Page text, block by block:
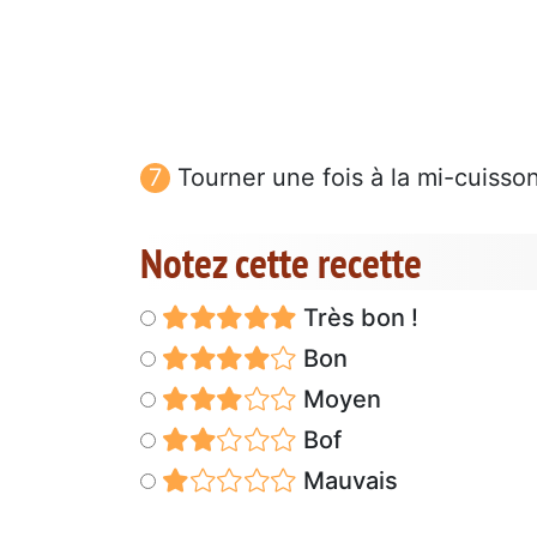
Tourner une fois à la mi-
Notez cette recette
Très bon !
Bon
Moyen
Bof
Mauvais